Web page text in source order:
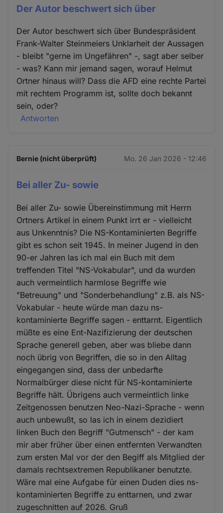
Der Autor beschwert sich über
Der Autor beschwert sich über Bundespräsident
Frank-Walter Steinmeiers Unklarheit der Aussagen
- bleibt "gerne im Ungefähren" -, sagt aber selber
- was? Kann mir jemand sagen, worauf Helmut
Ortner hinaus will? Dass die AFD eine rechte Partei
mit rechtem Programm ist, sollte doch bekannt
sein, oder?
Antworten
Bernie (nicht überprüft) Mo. 26 Jan 2026 - 12:46
Bei aller Zu- sowie
Bei aller Zu- sowie Übereinstimmung mit Herrn
Ortners Artikel in einem Punkt irrt er - vielleicht
aus Unkenntnis? Die NS-Kontaminierten Begriffe
gibt es schon seit 1945. In meiner Jugend in den
90-er Jahren las ich mal ein Buch mit dem
treffenden Titel "NS-Vokabular", und da wurden
auch vermeintlich harmlose Begriffe wie
"Betreuung" und "Sonderbehandlung" z.B. als NS-
Vokabular - heute würde man dazu ns-
kontaminierte Begriffe sagen - enttarnt. Eigentlich
müßte es eine Ent-Nazifizierung der deutschen
Sprache generell geben, aber was bliebe dann
noch übrig von Begriffen, die so in den Alltag
eingegangen sind, dass der unbedarfte
Normalbürger diese nicht für NS-kontaminierte
Begriffe hält. Übrigens auch vermeintlich linke
Zeitgenossen benutzen Neo-Nazi-Sprache - wenn
auch unbewußt, so las ich in einem dezidiert
linken Buch den Begriff "Gutmensch" - der kam
mir aber früher über einen entfernten Verwandten
zum ersten Mal vor der den Begiff als Mitglied der
damals rechtsextremen Republikaner benutzte.
Wäre mal eine Aufgabe für einen Duden dies ns-
kontaminierten Begriffe zu enttarnen, und zwar
zugeschnitten auf 2026. Gruß